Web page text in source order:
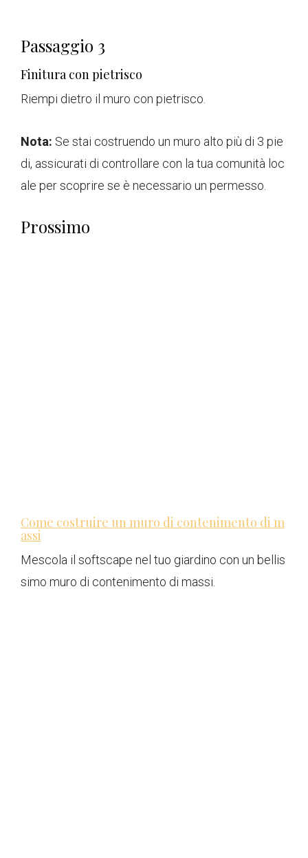
Passaggio 3
Finitura con pietrisco
Riempi dietro il muro con pietrisco.
Nota: Se stai costruendo un muro alto più di 3 pie
di, assicurati di controllare con la tua comunità loc
ale per scoprire se è necessario un permesso.
Prossimo
Come costruire un muro di contenimento di m
assi
Mescola il softscape nel tuo giardino con un bellis
simo muro di contenimento di massi.